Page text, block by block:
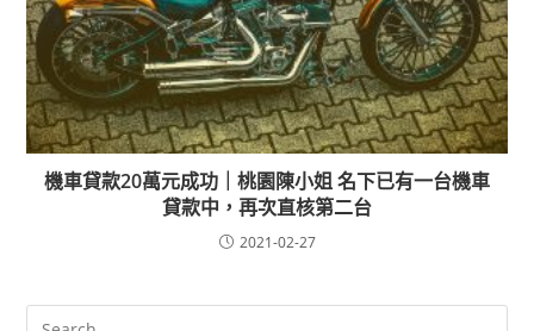
機車貸款20萬元成功｜桃園陳小姐 名下已有一台機車
貸款中，再次直核第二台
2021-02-27